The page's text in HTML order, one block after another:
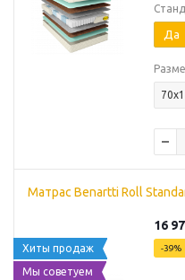
Да
Матрас Benartti Roll
Хиты продаж
Мы советуем
16
-39%